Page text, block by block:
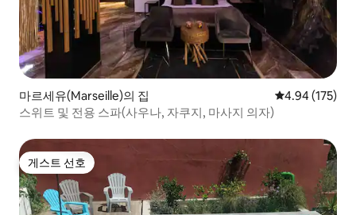
마르세유(Marseille)의 집 평점 4.94점(5
4.94 (175)
스위트 및 전용 스파(사우나, 자쿠지, 마사지 의자)
게스트 선호
게스트 선호